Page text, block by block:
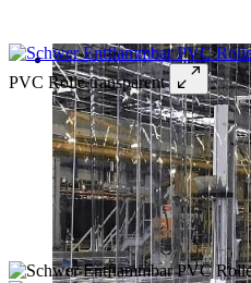
PVC Rolle transparent